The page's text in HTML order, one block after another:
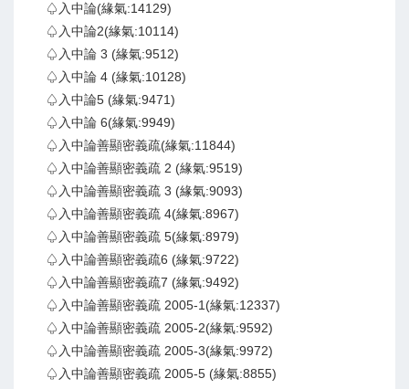
♤入中論(緣氣:14129)
♤入中論2(緣氣:10114)
♤入中論 3 (緣氣:9512)
♤入中論 4 (緣氣:10128)
♤入中論5 (緣氣:9471)
♤入中論 6(緣氣:9949)
♤入中論善顯密義疏(緣氣:11844)
♤入中論善顯密義疏 2 (緣氣:9519)
♤入中論善顯密義疏 3 (緣氣:9093)
♤入中論善顯密義疏 4(緣氣:8967)
♤入中論善顯密義疏 5(緣氣:8979)
♤入中論善顯密義疏6 (緣氣:9722)
♤入中論善顯密義疏7 (緣氣:9492)
♤入中論善顯密義疏 2005-1(緣氣:12337)
♤入中論善顯密義疏 2005-2(緣氣:9592)
♤入中論善顯密義疏 2005-3(緣氣:9972)
♤入中論善顯密義疏 2005-5 (緣氣:8855)